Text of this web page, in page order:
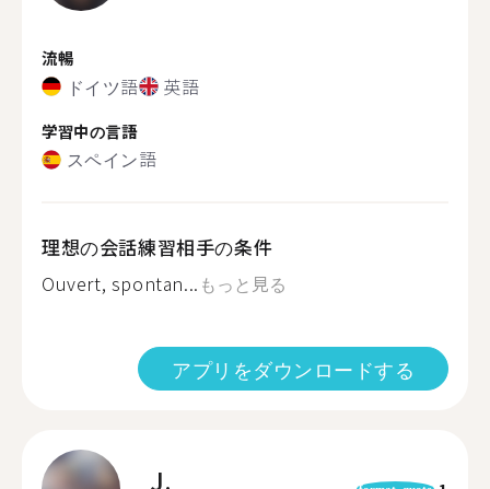
流暢
ドイツ語 英語
学習中の言語
スペイン語
理想の会話練習相手の条件
Ouvert, spontan... もっと見る
アプリをダウンロードする
J.